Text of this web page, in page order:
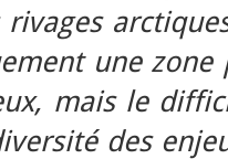
une zone
mais le
des